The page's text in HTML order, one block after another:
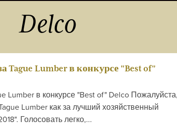
Delco
Tague Lumber в конкурсе "Best of"
Lumber в конкурсе "Best of" Delco Пожалуйста,
Lumber как за лучший хозяйственный
Голосовать легко,...